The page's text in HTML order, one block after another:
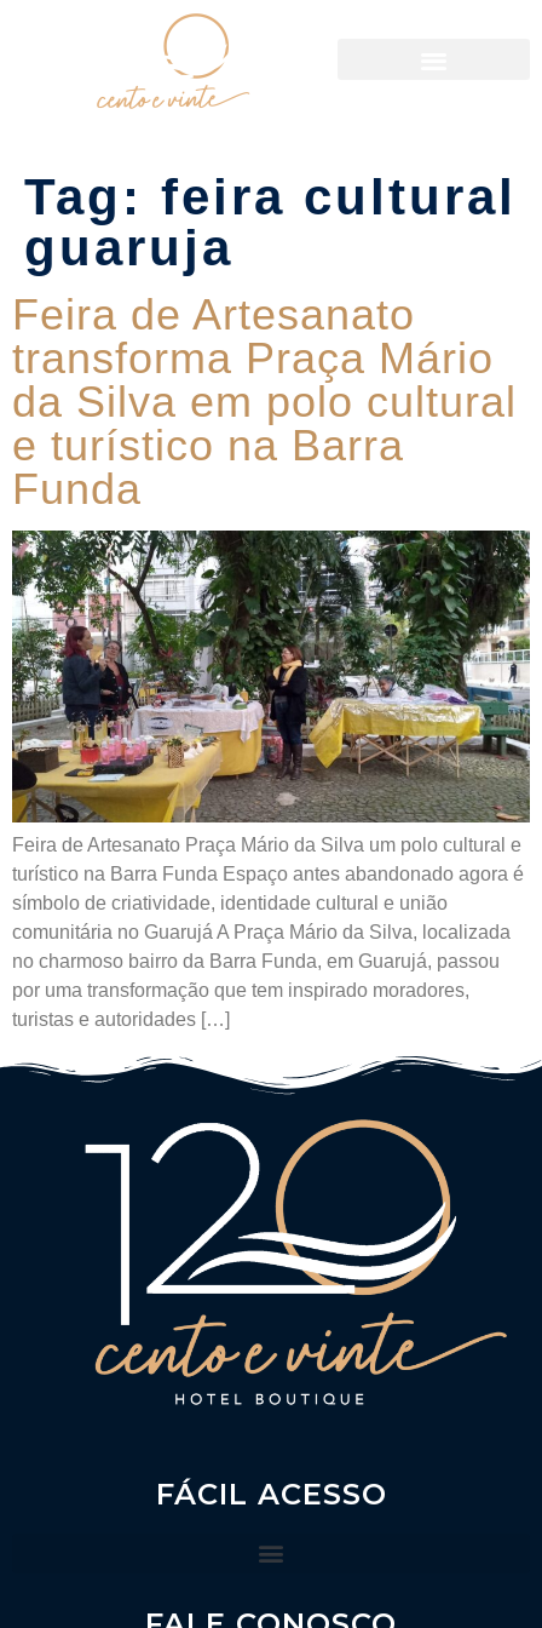
Tag: feira cultural
guaruja
Feira de Artesanato
transforma Praça Mário
da Silva em polo cultural
e turístico na Barra
Funda
Feira de Artesanato Praça Mário da Silva um polo cultural e
turístico na Barra Funda Espaço antes abandonado agora é
símbolo de criatividade, identidade cultural e união
comunitária no Guarujá A Praça Mário da Silva, localizada
no charmoso bairro da Barra Funda, em Guarujá, passou
por uma transformação que tem inspirado moradores,
turistas e autoridades […]
FÁCIL ACESSO